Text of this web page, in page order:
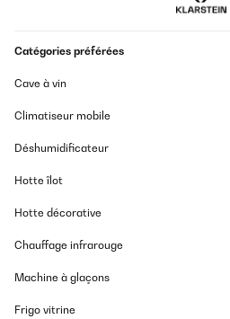
Catégories préférées
Cave à vin
Climatiseur mobile
Déshumidificateur
Hotte îlot
Hotte décorative
Chauffage infrarouge
Machine à glaçons
Frigo vitrine